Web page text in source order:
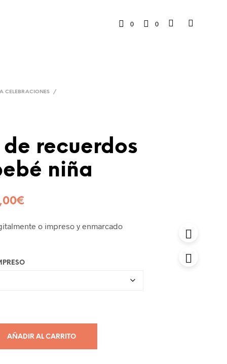
0 0
CELEBRACIONES
/
de recuerdos
niña
€
o impreso y enmarcado
AÑADIR AL CARRITO